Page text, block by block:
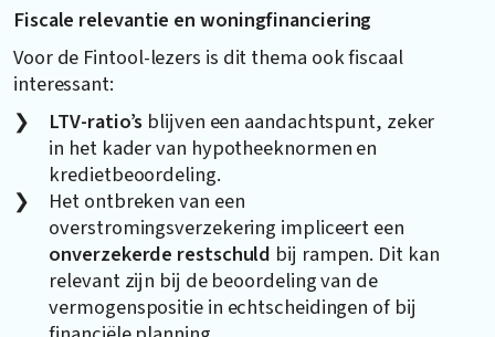
Fiscale relevantie en woningfinanciering
Voor de Fintool-lezers is dit thema ook fiscaal
interessant:
LTV-ratio’s blijven een aandachtspunt, zeker
in het kader van hypotheeknormen en
kredietbeoordeling.
Het ontbreken van een
overstromingsverzekering impliceert een
onverzekerde restschuld bij rampen. Dit kan
relevant zijn bij de beoordeling van de
vermogenspositie in echtscheidingen of bij